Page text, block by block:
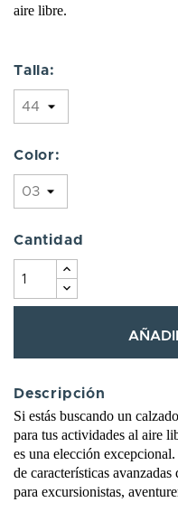
aire libre.
Talla:
Color:
Cantidad
Descripción
Si estás buscando un
para tus actividades al aire
es una elección
de características
para excursionistas,